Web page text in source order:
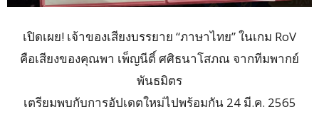
เปิดเผย! เจ้าของเสียงบรรยาย “ภาษาไทย” ในเกม RoV
คือเสียงของคุณพา เพ็ญนีติ์ ศศิธนาโสภณ จากทีมพากย์
พันธมิตร
เตรียมพบกับการอัปเดตใหม่ไปพร้อมกัน 24 มี.ค. 2565